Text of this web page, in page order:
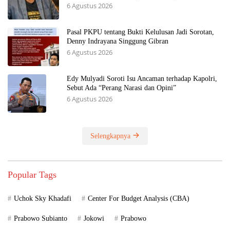
6 Agustus 2026
Pasal PKPU tentang Bukti Kelulusan Jadi Sorotan,
Denny Indrayana Singgung Gibran
6 Agustus 2026
Edy Mulyadi Soroti Isu Ancaman terhadap Kapolri,
Sebut Ada “Perang Narasi dan Opini”
6 Agustus 2026
Selengkapnya
Popular Tags
Uchok Sky Khadafi Center For Budget Analysis (CBA)
Prabowo Subianto Jokowi Prabowo